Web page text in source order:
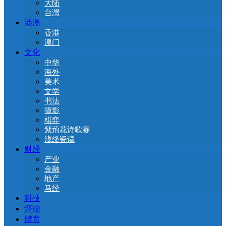
大陆
台灣
港澳
香港
澳门
文化
中华
海外
美术
文学
书法
摄影
棋弈
紫荊花诗歌赛
浅绛瓷谭
财经
产业
金融
地产
马经
科技
评论
體育